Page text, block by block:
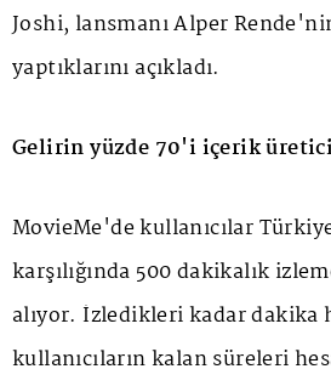
Joshi, lansmanı Alper
yaptıklarını açıkladı.
Gelirin yüzde 70'i içerik
MovieMe'de kullanıcılar
karşılığında 500 dakikalık
alıyor. İzledikleri kadar dakika
kullanıcıların kalan süreleri